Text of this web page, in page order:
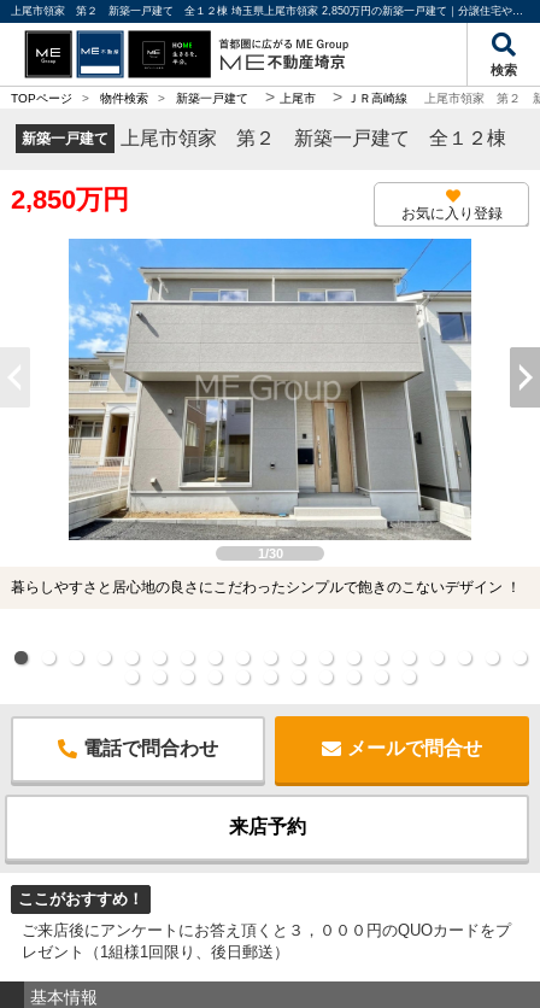
上尾市領家 第２ 新築一戸建て 全１２棟 埼玉県上尾市領家 2,850万円の新築一戸建て｜分譲住宅や新築物件｜ME不動産埼京
検索
TOPページ > 物件検索 > 新築一戸建て > 上尾市 > ＪＲ高崎線 上尾市領家 第２
新築一戸建て 上尾市領家 第２ 新築一戸建て 全１２棟
2,850万円 お気に入り登録
1/30
暮らしやすさと居心地の良さにこだわったシンプルで飽きのこないデザイン ！
電話で問合わせ メールで問合せ
来店予約
ここがおすすめ！
ご来店後にアンケートにお答え頂くと３，０００円のQUOカードをプ
レゼント（1組様1回限り、後日郵送）
基本情報